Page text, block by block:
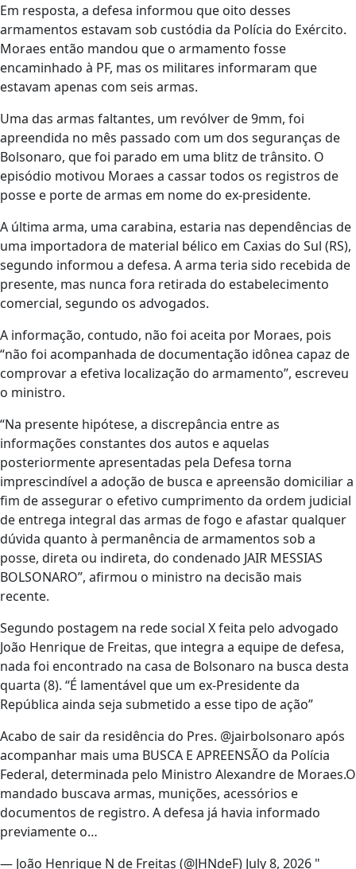
Em resposta, a defesa informou que oito desses
armamentos estavam sob custódia da Polícia do Exército.
Moraes então mandou que o armamento fosse
encaminhado à PF, mas os militares informaram que
estavam apenas com seis armas.
Uma das armas faltantes, um revólver de 9mm, foi
apreendida no mês passado com um dos seguranças de
Bolsonaro, que foi parado em uma blitz de trânsito. O
episódio motivou Moraes a cassar todos os registros de
posse e porte de armas em nome do ex-presidente.
A última arma, uma carabina, estaria nas dependências de
uma importadora de material bélico em Caxias do Sul (RS),
segundo informou a defesa. A arma teria sido recebida de
presente, mas nunca fora retirada do estabelecimento
comercial, segundo os advogados.
A informação, contudo, não foi aceita por Moraes, pois
“não foi acompanhada de documentação idônea capaz de
comprovar a efetiva localização do armamento”, escreveu
o ministro.
“Na presente hipótese, a discrepância entre as
informações constantes dos autos e aquelas
posteriormente apresentadas pela Defesa torna
imprescindível a adoção de busca e apreensão domiciliar a
fim de assegurar o efetivo cumprimento da ordem judicial
de entrega integral das armas de fogo e afastar qualquer
dúvida quanto à permanência de armamentos sob a
posse, direta ou indireta, do condenado JAIR MESSIAS
BOLSONARO”, afirmou o ministro na decisão mais
recente.
Segundo postagem na rede social X feita pelo advogado
João Henrique de Freitas, que integra a equipe de defesa,
nada foi encontrado na casa de Bolsonaro na busca desta
quarta (8). “É lamentável que um ex-Presidente da
República ainda seja submetido a esse tipo de ação”
Acabo de sair da residência do Pres. @jairbolsonaro após
acompanhar mais uma BUSCA E APREENSÃO da Polícia
Federal, determinada pelo Ministro Alexandre de Moraes.O
mandado buscava armas, munições, acessórios e
documentos de registro. A defesa já havia informado
previamente o…
— João Henrique N de Freitas (@JHNdeF) July 8, 2026 "